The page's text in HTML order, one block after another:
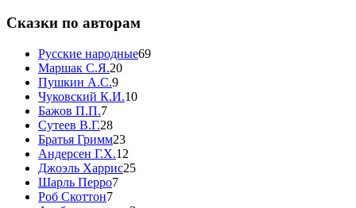
Сказки по авторам
Русские народные69
Маршак С.Я.20
Пушкин А.С.9
Чуковский К.И.10
Бажов П.П.7
Сутеев В.Г.28
Братья Гримм23
Андерсен Г.Х.12
Джоэль Харрис25
Шарль Перро7
Роб Скоттон7